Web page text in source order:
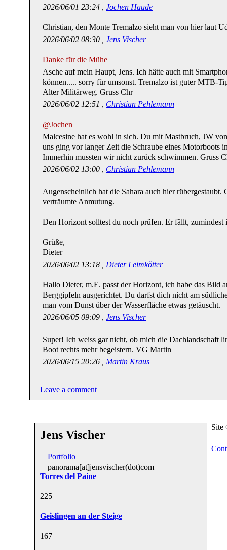
2026/06/01 23:24 , Jochen Haude
Christian, den Monte Tremalzo sieht man von hier laut
2026/06/02 08:30 , Jens Vischer
Danke für die Mühe
Asche auf mein Haupt, Jens. Ich hätte auch mit
können..... sorry für umsonst. Tremalzo ist guter MTB-
Alter Militärweg. Gruss Chr
2026/06/02 12:51 , Christian Pehlemann
@Jochen
Malcesine hat es wohl in sich. Du mit Mastbruch, JW
uns ging vor langer Zeit die Schraube eines Motorboots
Immerhin mussten wir nicht zurück schwimmen. Gruss
2026/06/02 13:00 , Christian Pehlemann
Augenscheinlich hat die Sahara auch hier
verträumte Anmutung.
Den Horizont solltest du noch prüfen. Er fällt,
Grüße,
Dieter
2026/06/02 13:18 , Dieter Leimkötter
Hallo Dieter, m.E. passt der Horizont, ich habe das Bild
Berggipfeln ausgerichtet. Du darfst dich nicht am
man vom Dunst über der Wasserfläche etwas getäuscht.
2026/06/05 09:09 , Jens Vischer
Super! Ich weiss gar nicht, ob mich die Dachlandschaft
Boot rechts mehr begeistern. VG Martin
2026/06/15 20:26 , Martin Kraus
Leave a comment
Jens Vischer
Portfolio
panorama[at]jensvischer(dot)com
Torres del Paine
225
Geislingen an der Steige
167
Site